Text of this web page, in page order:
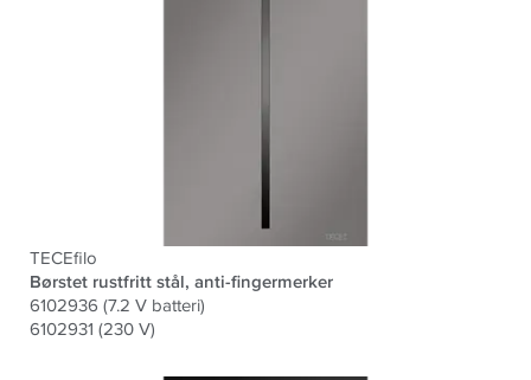
TECEfilo
Børstet rustfritt stål, anti-fingermerker
6102936 (7.2 V batteri)
6102931 (230 V)